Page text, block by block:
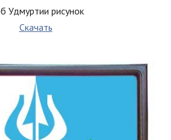
Удмуртии рисунок
Скачать